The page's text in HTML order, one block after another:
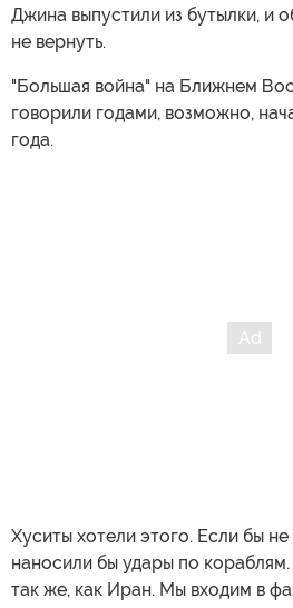
Джина выпустили из бутылки, и
не вернуть.
"Большая война" на Ближнем
говорили годами, возможно,
года.
Хуситы хотели этого. Если бы не
наносили бы удары по
так же, как Иран. Мы входим в